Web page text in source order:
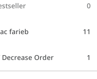
0
farieb 11
Decrease Order 1